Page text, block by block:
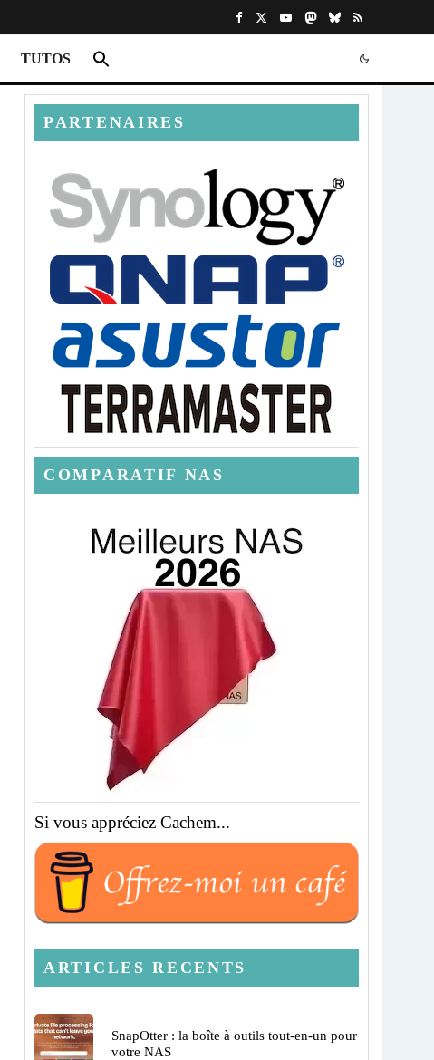
TUTOS
PARTENAIRES
COMPARATIF NAS
Si vous appréciez Cachem...
ARTICLES RECENTS
SnapOtter : la boîte à outils tout-en-un pour
votre NAS